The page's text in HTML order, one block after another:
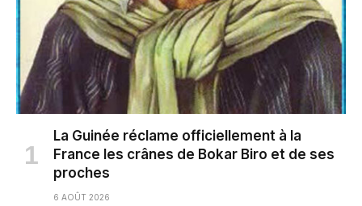
La Guinée réclame officiellement à la
France les crânes de Bokar Biro et de ses
proches
6 AOÛT 2026